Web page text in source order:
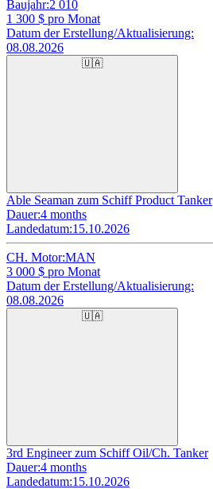
Baujahr:2 010
1 300 $ pro Monat
Datum der Erstellung/Aktualisierung:
08.08.2026
🇺🇦
Able Seaman zum Schiff Product Tanker
Dauer:4 months
Landedatum:15.10.2026
CH. Motor:MAN
3 000 $ pro Monat
Datum der Erstellung/Aktualisierung:
08.08.2026
🇺🇦
3rd Engineer zum Schiff Oil/Ch. Tanker
Dauer:4 months
Landedatum:15.10.2026